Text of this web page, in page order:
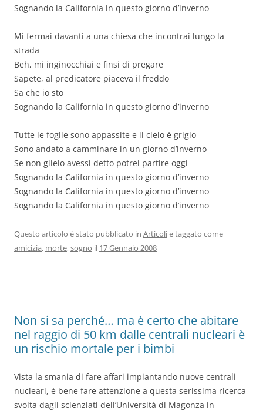
Sognando la California in questo giorno d’inverno
Mi fermai davanti a una chiesa che incontrai lungo la
strada
Beh, mi inginocchiai e finsi di pregare
Sapete, al predicatore piaceva il freddo
Sa che io sto
Sognando la California in questo giorno d’inverno
Tutte le foglie sono appassite e il cielo è grigio
Sono andato a camminare in un giorno d’inverno
Se non glielo avessi detto potrei partire oggi
Sognando la California in questo giorno d’inverno
Sognando la California in questo giorno d’inverno
Sognando la California in questo giorno d’inverno
Questo articolo è stato pubblicato in Articolie taggato come
amicizia, morte,sogno il 17 Gennaio 2008
Non si sa perché… ma è certo che abitare
nel raggio di 50 km dalle centrali nucleari è
un rischio mortale per i bimbi
Vista la smania di fare affari impiantando nuove centrali
nucleari, è bene fare attenzione a questa serissima ricerca
svolta dagli scienziati dell’Università di Magonza in